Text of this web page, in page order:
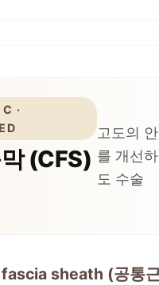
·
(CFS)
고도의
를 개선
도 수술
sheath (공통